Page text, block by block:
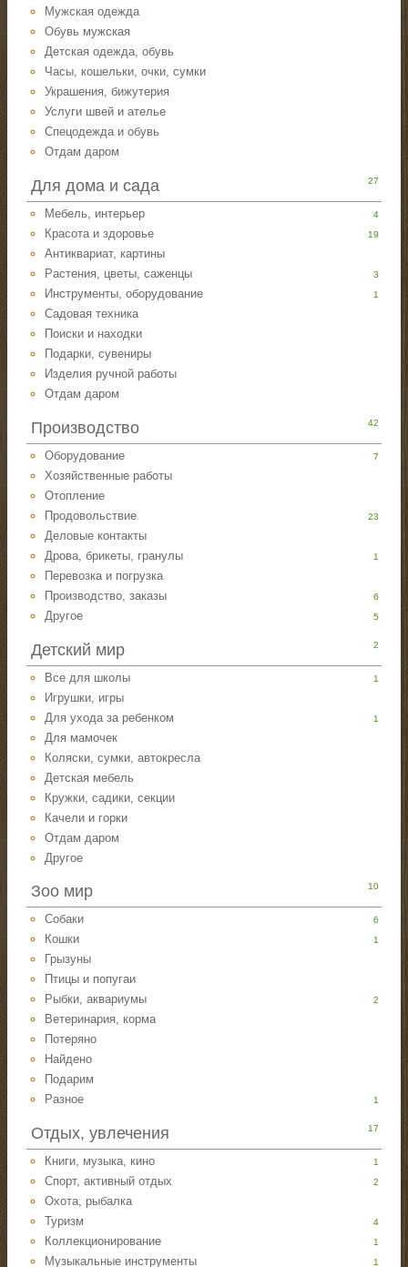
Мужская одежда
Обувь мужская
Детская одежда, обувь
Часы, кошельки, очки, сумки
Украшения, бижутерия
Услуги швей и ателье
Спецодежда и обувь
Отдам даром
Для дома и сада 27
Мебель, интерьер 4
Красота и здоровье 19
Антиквариат, картины
Растения, цветы, саженцы
3
Инструменты, оборудование 1
Садовая техника
Поиски и находки
Подарки, сувениры
Изделия ручной работы
Отдам даром
Производство 42
Оборудование 7
Хозяйственные работы
Отопление
Продовольствие
23
Деловые контакты
Дрова, брикеты, гранулы
1
Перевозка и погрузка
Производство, заказы
6
Другое 5
Детский мир 2
Все для школы 1
Игрушки, игры
Для ухода за ребенком
1
Для мамочек
Коляски, сумки, автокресла
Детская мебель
Кружки, садики, секции
Качели и горки
Отдам даром
Другое
Зоо мир 10
Собаки 6
Кошки 1
Грызуны
Птицы и попугаи
Рыбки, аквариумы
2
Ветеринария, корма
Потеряно
Найдено
Подарим
Разное
1
Отдых, увлечения 17
Книги, музыка, кино 1
Спорт, активный отдых 2
Охота, рыбалка
Туризм
4
Коллекционирование 1
Музыкальные инструменты 1